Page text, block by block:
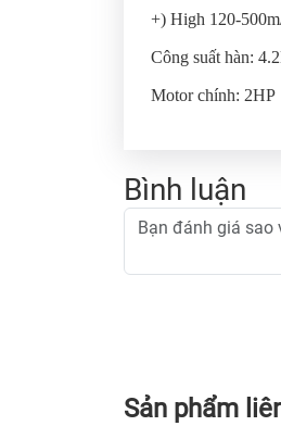
+) High 120-
Công suất hàn:
Motor chính: 2HP
Bình luận
Sản phẩm